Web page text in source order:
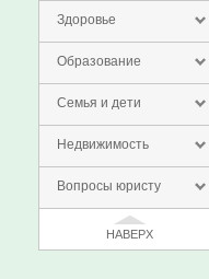
Здоровье
Образование
Семья и дети
Недвижимость
Вопросы юристу
НАВЕРХ